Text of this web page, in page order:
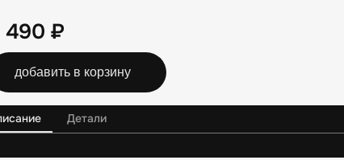
490 ₽
добавить в корзину
Детали